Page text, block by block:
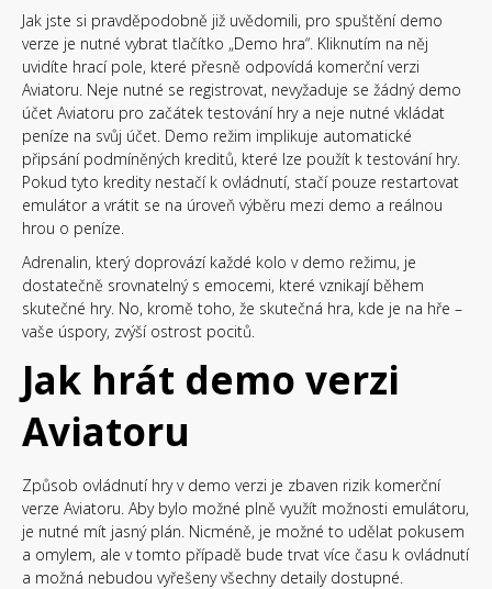
Jak jste si pravděpodobně již uvědomili, pro spuštění demo
verze je nutné vybrat tlačítko „Demo hra“. Kliknutím na něj
uvidíte hrací pole, které přesně odpovídá komerční verzi
Aviatoru. Neje nutné se registrovat, nevyžaduje se žádný demo
účet Aviatoru pro začátek testování hry a neje nutné vkládat
peníze na svůj účet. Demo režim implikuje automatické
připsání podmíněných kreditů, které lze použít k testování hry.
Pokud tyto kredity nestačí k ovládnutí, stačí pouze restartovat
emulátor a vrátit se na úroveň výběru mezi demo a reálnou
hrou o peníze.
Adrenalin, který doprovází každé kolo v demo režimu, je
dostatečně srovnatelný s emocemi, které vznikají během
skutečné hry. No, kromě toho, že skutečná hra, kde je na hře –
vaše úspory, zvýší ostrost pocitů.
Jak hrát demo verzi
Aviatoru
Způsob ovládnutí hry v demo verzi je zbaven rizik komerční
verze Aviatoru. Aby bylo možné plně využít možnosti emulátoru,
je nutné mít jasný plán. Nicméně, je možné to udělat pokusem
a omylem, ale v tomto případě bude trvat více času k ovládnutí
a možná nebudou vyřešeny všechny detaily dostupné.